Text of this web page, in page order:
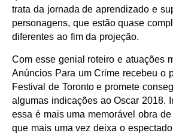
trata da jornada de aprendizado e
personagens, que estão quase
diferentes ao fim da projeção.
Com esse genial roteiro e atuações
Anúncios Para um Crime recebeu o
Festival de Toronto e promete
algumas indicações ao Oscar 2018.
essa é mais uma memorável obra
que mais uma vez deixa o